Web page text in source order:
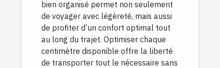
bien organisé permet non seulement
de voyager avec légèreté, mais aussi
de profiter d’un confort optimal tout
au long du trajet. Optimiser chaque
centimètre disponible offre la liberté
de transporter tout le nécessaire sans